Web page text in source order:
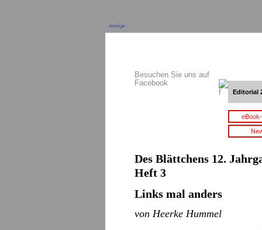
Anzeige
Besuchen Sie uns auf
Facebook
Editorial
Des Blättchens 12.
Heft 3
Links mal anders
von Heerke Hummel